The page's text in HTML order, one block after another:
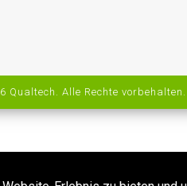
Qualtech. Alle Rechte vorbehalten.